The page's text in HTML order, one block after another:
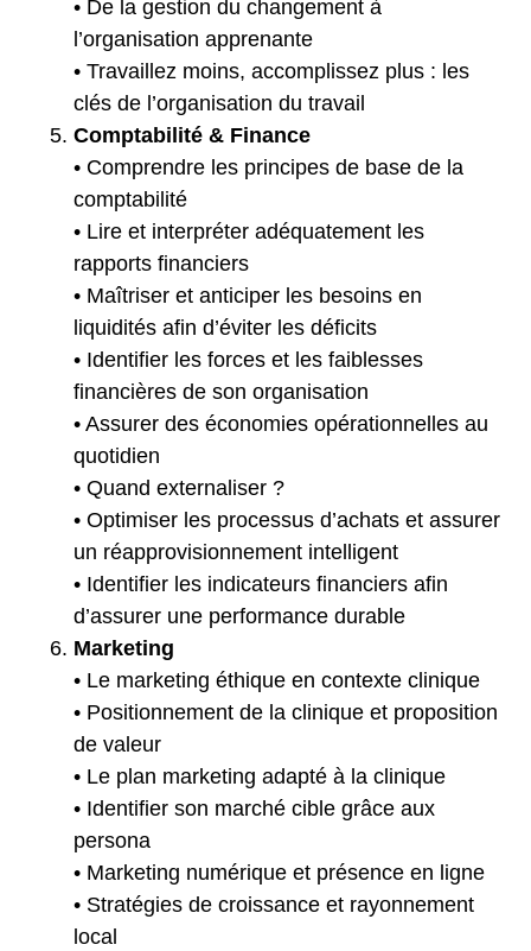
• De la gestion du changement à
l’organisation apprenante
• Travaillez moins, accomplissez plus : les
clés de l’organisation du travail
Comptabilité & Finance
• Comprendre les principes de base de la
comptabilité
• Lire et interpréter adéquatement les
rapports financiers
• Maîtriser et anticiper les besoins en
liquidités afin d’éviter les déficits
• Identifier les forces et les faiblesses
financières de son organisation
• Assurer des économies opérationnelles au
quotidien
• Quand externaliser ?
• Optimiser les processus d’achats et assurer
un réapprovisionnement intelligent
• Identifier les indicateurs financiers afin
d’assurer une performance durable
Marketing
• Le marketing éthique en contexte clinique
• Positionnement de la clinique et proposition
de valeur
• Le plan marketing adapté à la clinique
• Identifier son marché cible grâce aux
persona
• Marketing numérique et présence en ligne
• Stratégies de croissance et rayonnement
local